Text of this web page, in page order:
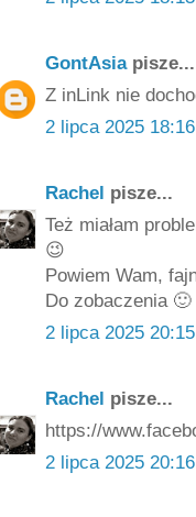
GontAsiapisze...
Z inLink nie
2 lipca 2025 18:16
Rachel pisze...
Też miałam
😉
Powiem Wam,
Do zobaczenia 🙂
2 lipca 2025 20:15
Rachel pisze...
https://
2 lipca 2025 20:16